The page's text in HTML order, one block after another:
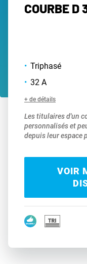
COURBE D
Triphasé
32 A
+ de détails
Les titulaires d'un
personnalisés et
depuis leur espace
VOIR